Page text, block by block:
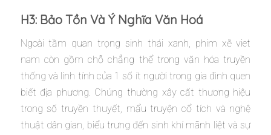
H3: Bảo Tồn Và Ý Nghĩa Văn Hoá
Ngoài tầm quan trọng sinh thái xanh, phim xẽ viet
nam còn gồm chỗ chẳng thể trong văn hóa truyền
thống và linh tính của 1 số ít người trong gia đình quen
biết địa phương. Chúng thường xây cất thương hiệu
trong số truyền thuyết, mẩu truyện cổ tích và nghệ
thuật dân gian, biểu trưng đến sinh khí mãnh liệt và sự